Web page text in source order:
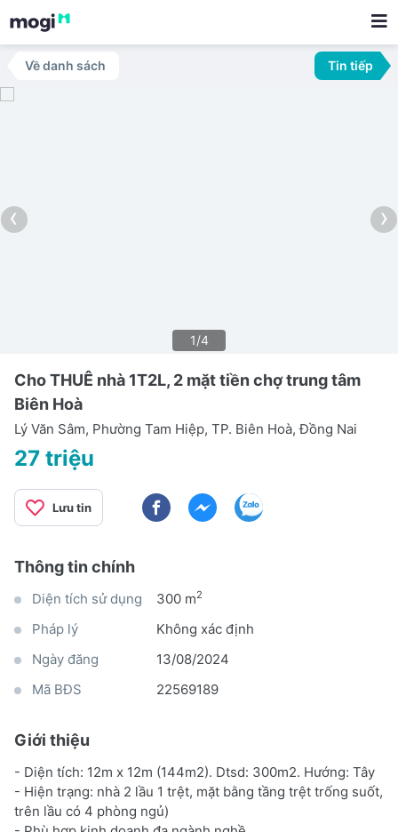
Về danh sách Tin tiếp
‹ ›
1/4
Cho THUÊ nhà 1T2L, 2 mặt tiền chợ trung tâm
Biên Hoà
Lý Văn Sâm, Phường Tam Hiệp, TP. Biên Hoà, Đồng Nai
27 triệu
Lưu tin
Thông tin chính
Diện tích sử dụng 300 m2
Pháp lý
Không xác định
Ngày đăng
13/08/2024
Mã BĐS
22569189
Giới thiệu
- Diện tích: 12m x 12m (144m2). Dtsd: 300m2. Hướng: Tây
- Hiện trạng: nhà 2 lầu 1 trệt, mặt bằng tầng trệt trống suốt,
trên lầu có 4 phòng ngủ)